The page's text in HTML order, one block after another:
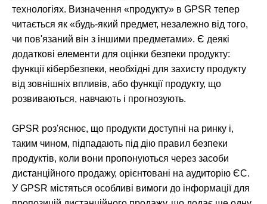
технологіях. Визначення «продукту» в GPSR тепер
читається як «будь-який предмет, незалежно від того,
чи пов'язаний він з іншими предметами». Є деякі
додаткові елементи для оцінки безпеки продукту:
функції кібербезпеки, необхідні для захисту продукту
від зовнішніх впливів, або функції продукту, що
розвиваються, навчають і прогнозують.
GPSR роз'яснює, що продукти доступні на ринку і,
таким чином, підпадають під дію правил безпеки
продуктів, коли вони пропонуються через засоби
дистанційного продажу, орієнтовані на аудиторію ЄС.
У GPSR містяться особливі вимоги до інформації для